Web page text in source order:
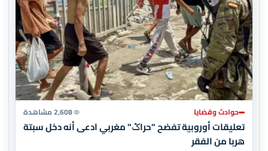
حوادث وقضايا 2,608 مشاهدة
تعليقات أوروبية تفضح "حراݣ" مغربي ادعى أنه دخل سبتة
هربا من الفقر